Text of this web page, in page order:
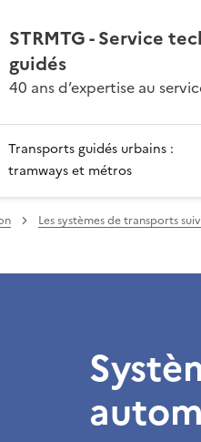
STRMTG - Service
guidés
40 ans d’expertise au
Transports guidés urbains :
tramways et métros
Les systèmes de transports